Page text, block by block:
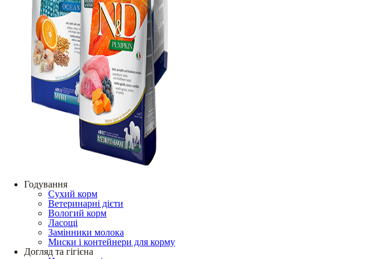
Годування
Сухий корм
Ветеринарні дієти
Вологий корм
Ласощі
Замінники молока
Миски і контейнери для корму
Догляд та гігієна